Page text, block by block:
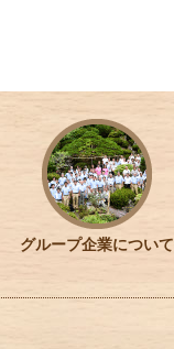
グループ企業について